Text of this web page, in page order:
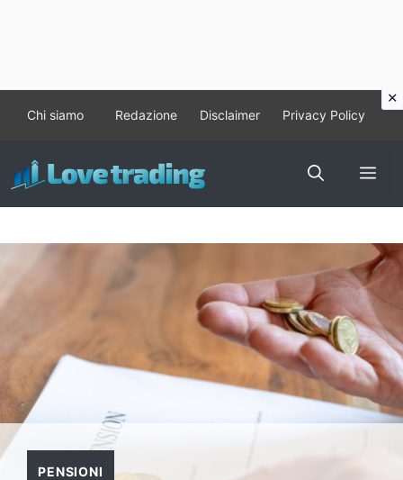
contenuto
Chi siamo Redazione Disclaimer Privacy Policy
PENSIONI